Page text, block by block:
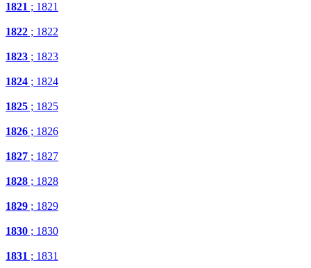
1821 ; 1821
1822 ; 1822
1823 ; 1823
1824 ; 1824
1825 ; 1825
1826 ; 1826
1827 ; 1827
1828 ; 1828
1829 ; 1829
1830 ; 1830
1831 ; 1831